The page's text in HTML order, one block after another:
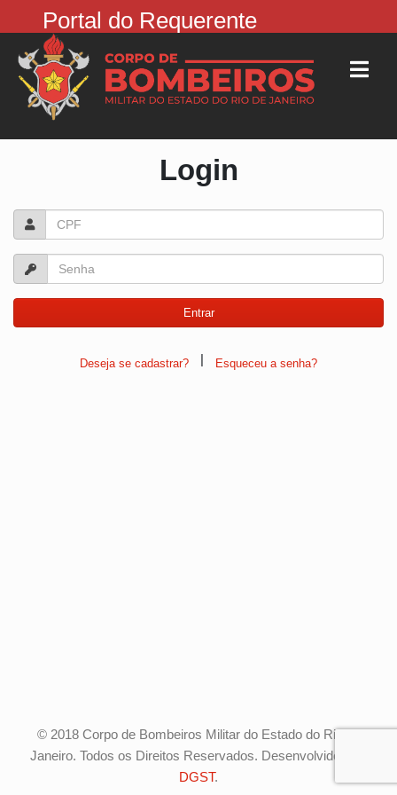
Portal do Requerente
Login
Deseja se cadastrar? | Esqueceu a senha?
© 2018 Corpo de Bombeiros Militar do Estado do Rio de
Janeiro. Todos os Direitos Reservados. Desenvolvido pela
DGST.